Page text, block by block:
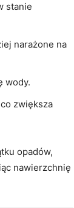
stanie
narażone na
wody.
zwiększa
opadów,
nawierzchnię